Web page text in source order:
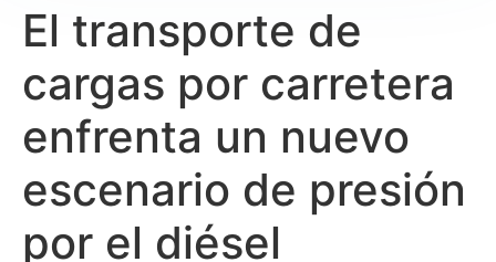
El transporte de
cargas por carretera
enfrenta un nuevo
escenario de presión
por el diésel